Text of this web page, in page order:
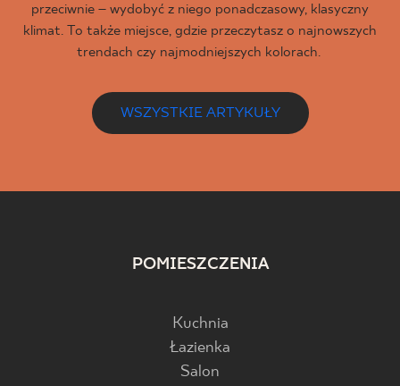
przeciwnie – wydobyć z niego ponadczasowy, klasyczny
klimat. To także miejsce, gdzie przeczytasz o najnowszych
trendach czy najmodniejszych kolorach.
WSZYSTKIE ARTYKUŁY
POMIESZCZENIA
Kuchnia
Łazienka
Salon